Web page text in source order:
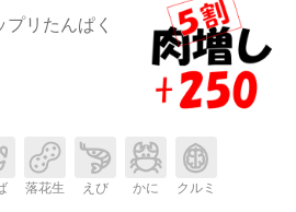
リたんぱく
落花生 えび かに クルミ